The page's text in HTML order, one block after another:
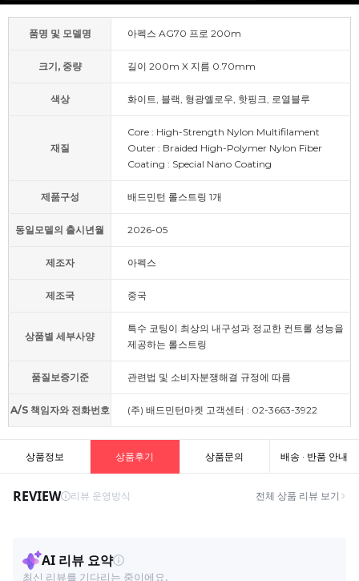
품명 및 모델명 아펙스 AG70 프로 200m
크기, 중량 길이 200m X 지름 0.70mm
색상 화이트, 블랙, 형광옐로우, 핫핑크, 로열블루
재질
Core : High-Strength Nylon Multifilament
Outer : Braided High-Polymer Nylon Fiber
Coating : Special Nano Coating
제품구성 배드민턴 롤스트링 1개
동일모델의 출시년월 2026-05
제조자 아펙스
제조국 중국
상품별 세부사양
특수 코팅이 최상의 내구성과 정교한 컨트롤 성능을
제공하는 롤스트링
품질보증기준 관련법 및 소비자분쟁해결 규정에 따름
A/S 책임자와 전화번호 (주) 배드민턴마켓 고객센터 : 02-3663-3922
상품정보 상품후기 상품문의 배송 · 반품 안내